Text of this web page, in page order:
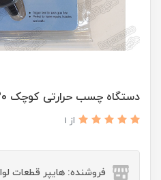
دستگاه چسب حرارتی کوچک 20 وات
از 1
فروشنده: هایپر قطعات